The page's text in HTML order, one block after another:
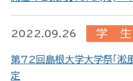
2022.09.26
第72回島根大学大学祭「淞
定